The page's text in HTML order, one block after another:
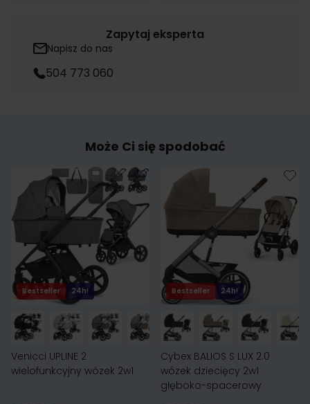
Zapytaj eksperta
Napisz do nas
504 773 060
Może Ci się spodobać
Bestseller 24h!
Venicci UPLINE 2
wielofunkcyjny wózek 2w1
Bestseller 24h!
Cybex BALIOS S LUX 2.0
wózek dziecięcy 2w1
głęboko-spacerowy